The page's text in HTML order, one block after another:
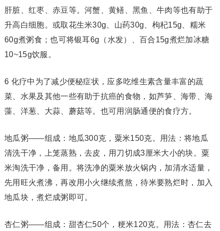
肝脏、红枣、赤豆等。河蟹、黄鳝、黑鱼、牛肉等也有助于
升高白细胞。或取花生米30g、山药30g、枸杞15g、糯米
60g煮粥食；也可将银耳6g（水发）、百合15g煮烂加冰糖
10~15g饮服。
6 化疗中为了减少便秘症状，应多吃维生素含量丰富的蔬
菜、水果及其他一些有助于抗癌的食物，如芦笋、海带、海
藻、洋葱、大蒜、蘑菇等。也可用润肠通便的食疗方。
地瓜粥——组成：地瓜300克，粟米150克。用法：将地瓜
清洗干净，上笼蒸熟，去皮，用刀切成3厘米大小的块。粟
米淘洗干净，备用。将洗净的粟米放火锅内，加清水适量，
先用旺火煮沸，再改用小火继续煮熬，待米要熟烂时，加入
地瓜块，煮烂成粥即可。
杏仁粥——组成：甜杏仁50个，粳米120克。用法：杏仁去